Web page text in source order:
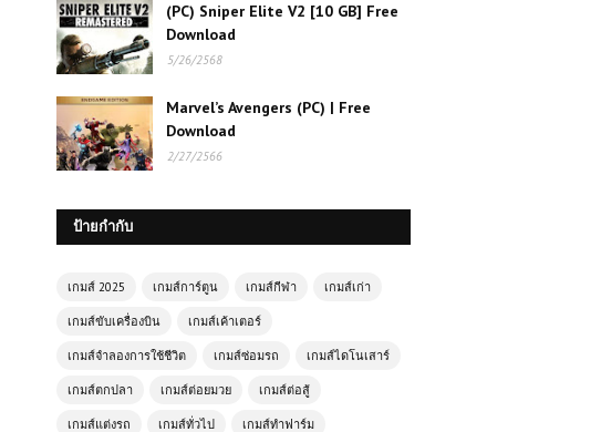
(PC) Sniper Elite V2 [10 GB] Free
Download
5/26/2568
Marvel’s Avengers (PC) | Free
Download
2/27/2566
ป้ายกำกับ
เกมส์ 2025 เกมส์การ์ตูน เกมส์กีฬา เกมส์เก่า
เกมส์ขับเครื่องบิน เกมส์เค้าเตอร์
เกมส์จำลองการใช้ชีวิต เกมส์ซ่อมรถ เกมส์ไดโนเสาร์
เกมส์ตกปลา เกมส์ต่อยมวย เกมส์ต่อสู้
เกมส์แต่งรถ เกมส์ทั่วไป เกมส์ทำฟาร์ม